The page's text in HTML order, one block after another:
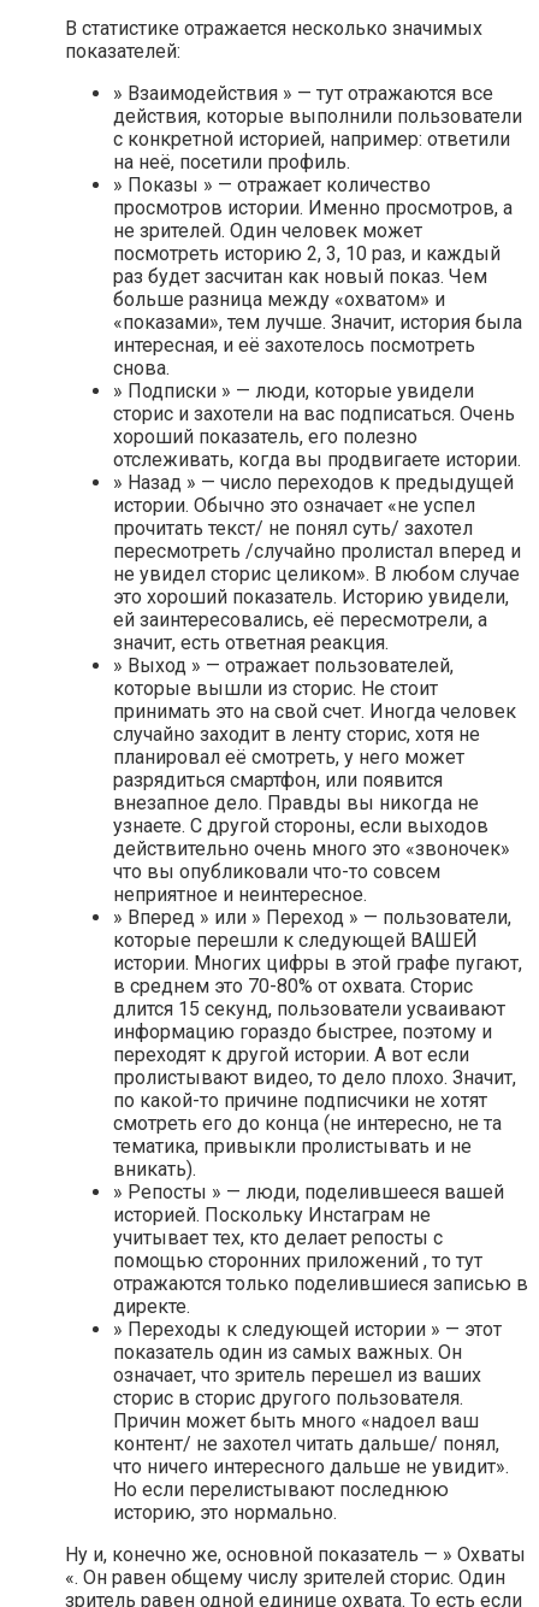
В статистике отражается несколько значимых
показателей:
» Взаимодействия » — тут отражаются все
действия, которые выполнили пользователи
с конкретной историей, например: ответили
на неё, посетили профиль.
» Показы » — отражает количество
просмотров истории. Именно просмотров, а
не зрителей. Один человек может
посмотреть историю 2, 3, 10 раз, и каждый
раз будет засчитан как новый показ. Чем
больше разница между «охватом» и
«показами», тем лучше. Значит, история была
интересная, и её захотелось посмотреть
снова.
» Подписки » — люди, которые увидели
сторис и захотели на вас подписаться. Очень
хороший показатель, его полезно
отслеживать, когда вы продвигаете истории.
» Назад » — число переходов к предыдущей
истории. Обычно это означает «не успел
прочитать текст/ не понял суть/ захотел
пересмотреть /случайно пролистал вперед и
не увидел сторис целиком». В любом случае
это хороший показатель. Историю увидели,
ей заинтересовались, её пересмотрели, а
значит, есть ответная реакция.
» Выход » — отражает пользователей,
которые вышли из сторис. Не стоит
принимать это на свой счет. Иногда человек
случайно заходит в ленту сторис, хотя не
планировал её смотреть, у него может
разрядиться смартфон, или появится
внезапное дело. Правды вы никогда не
узнаете. С другой стороны, если выходов
действительно очень много это «звоночек»
что вы опубликовали что-то совсем
неприятное и неинтересное.
» Вперед » или » Переход » — пользователи,
которые перешли к следующей ВАШЕЙ
истории. Многих цифры в этой графе пугают,
в среднем это 70-80% от охвата. Сторис
длится 15 секунд, пользователи усваивают
информацию гораздо быстрее, поэтому и
переходят к другой истории. А вот если
пролистывают видео, то дело плохо. Значит,
по какой-то причине подписчики не хотят
смотреть его до конца (не интересно, не та
тематика, привыкли пролистывать и не
вникать).
» Репосты » — люди, поделившееся вашей
историей. Поскольку Инстаграм не
учитывает тех, кто делает репосты с
помощью сторонних приложений , то тут
отражаются только поделившиеся записью в
директе.
» Переходы к следующей истории » — этот
показатель один из самых важных. Он
означает, что зритель перешел из ваших
сторис в сторис другого пользователя.
Причин может быть много «надоел ваш
контент/ не захотел читать дальше/ понял,
что ничего интересного дальше не увидит».
Но если перелистывают последнюю
историю, это нормально.
Ну и, конечно же, основной показатель — » Охваты
«. Он равен общему числу зрителей сторис. Один
зритель равен одной единице охвата. То есть если